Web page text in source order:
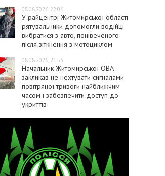
08.08.2026, 22:06
У райцентрі Житомирської області
рятувальники допомогли водійці
вибратися з авто, понівеченого
після зіткнення з мотоциклом
08.08.2026, 21:53
Начальник Житомирської ОВА
закликав не нехтувати сигналами
повітряної тривоги найближчим
часом і забезпечити доступ до
укриттів